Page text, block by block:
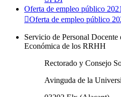
Oferta de empleo público 2021
Oferta de empleo público
Servicio de Personal
Económica de los RRHH
Rectorado y Consejo
Avinguda de la